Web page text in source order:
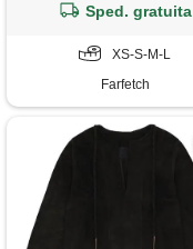
Sped. gratuita
XS-S-M-L
Farfetch